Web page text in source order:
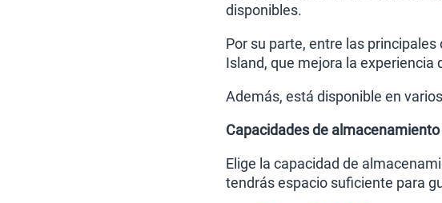
disponibles.
Por su parte, entre las
Island, que mejora la experiencia
Además, está disponible en
Capacidades de almacenamiento
Elige la capacidad de
tendrás espacio suficiente para